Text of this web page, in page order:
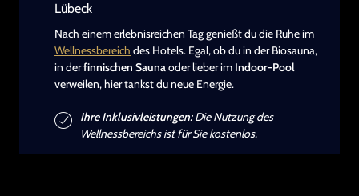
Lübeck
Nach einem erlebnisreichen Tag genießt du die Ruhe im
Wellnessbereich des Hotels. Egal, ob du in der Biosauna,
in derfinnischen Saunaoder lieber im Indoor-Pool
verweilen, hier tankst du neue Energie.
Ihre Inklusivleistungen:Die Nutzung des
Wellnessbereichs ist für Sie kostenlos.